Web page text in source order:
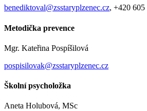
benediktoval@zsstaryplzenec.cz, +420 605
Metodička prevence
Mgr. Kateřina Pospíšilová
pospisilovak@zsstaryplzenec.cz
Školní psycholožka
Aneta Holubová, MSc